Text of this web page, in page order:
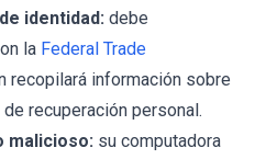
identidad: debe
la Federal Trade
recopilará información sobre
recuperación personal.
malicioso: su computadora